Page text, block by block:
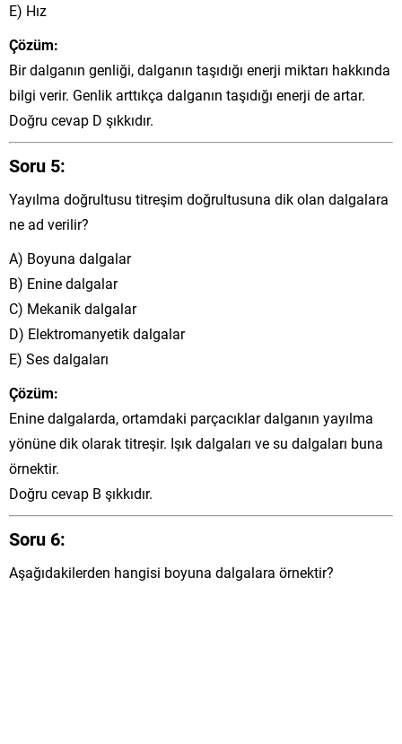
E) Hız
Çözüm:
Bir dalganın genliği, dalganın taşıdığı enerji miktarı hakkında
bilgi verir. Genlik arttıkça dalganın taşıdığı enerji de artar.
Doğru cevap D şıkkıdır.
Soru 5:
Yayılma doğrultusu titreşim doğrultusuna dik olan dalgalara
ne ad verilir?
A) Boyuna dalgalar
B) Enine dalgalar
C) Mekanik dalgalar
D) Elektromanyetik dalgalar
E) Ses dalgaları
Çözüm:
Enine dalgalarda, ortamdaki parçacıklar dalganın yayılma
yönüne dik olarak titreşir. Işık dalgaları ve su dalgaları buna
örnektir.
Doğru cevap B şıkkıdır.
Soru 6:
Aşağıdakilerden hangisi boyuna dalgalara örnektir?